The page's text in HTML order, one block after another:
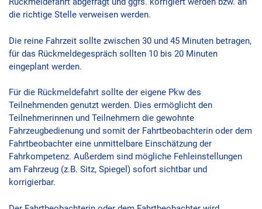
die richtige Stelle verweisen werden.
Die reine Fahrzeit sollte zwischen 30 und 45 Minuten betragen,
für das Rückmeldegespräch sollten 10 bis 20 Minuten
eingeplant werden.
Für die Rückmeldefahrt sollte der eigene Pkw des
Teilnehmenden genutzt werden. Dies ermöglicht den
Teilnehmerinnen und Teilnehmern die gewohnte
Fahrzeugbedienung und somit der Fahrtbeobachterin oder dem
Fahrtbeobachter eine unmittelbare Einschätzung der
Fahrkompetenz. Außerdem sind mögliche Fehleinstellungen
am Fahrzeug (z.B. Sitz, Spiegel) sofort sichtbar und
korrigierbar.